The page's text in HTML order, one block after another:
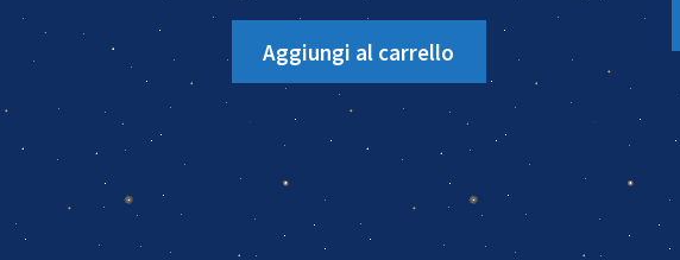
Aggiungi al carrello